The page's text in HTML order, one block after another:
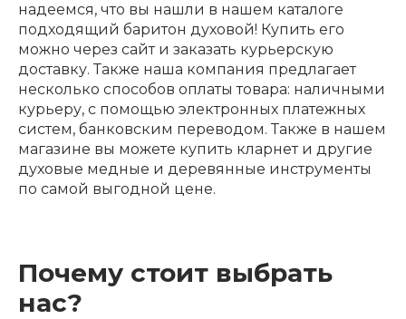
надеемся, что вы нашли в нашем каталоге
подходящий баритон духовой! Купить его
можно через сайт и заказать курьерскую
доставку. Также наша компания предлагает
несколько способов оплаты товара: наличными
курьеру, с помощью электронных платежных
систем, банковским переводом. Также в нашем
магазине вы можете купить кларнет и другие
духовые медные и деревянные инструменты
по самой выгодной цене.
Почему стоит выбрать
нас?